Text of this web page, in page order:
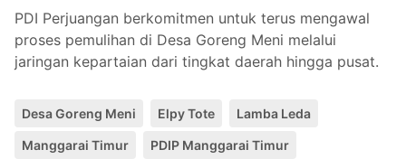
PDI Perjuangan berkomitmen untuk terus mengawal
proses pemulihan di Desa Goreng Meni melalui
jaringan kepartaian dari tingkat daerah hingga pusat.
Desa Goreng Meni Elpy Tote Lamba Leda
Manggarai Timur PDIP Manggarai Timur